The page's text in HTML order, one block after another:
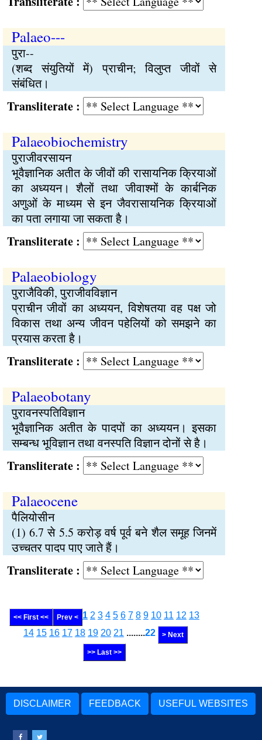
Palaeo---
पुरा--
(शब्द संयुतियों में) प्राचीन; विलुप्त जीवों से
संबंधित।
:
Palaeobiochemistry
पुराजीवरसायन
भूवैज्ञानिक अतीत के जीवों की रासायनिक क्रियाओं
का अध्ययन। शैलों तथा जीवाश्मों के कार्बनिक
अणुओं के माध्यम से इन जैवरासायनिक क्रियाओं
का पता लगाया जा सकता है।
:
Palaeobiology
पुराजैविकी, पुराजीवविज्ञान
प्राचीन जीवों का अध्ययन, विशेषतया वह पक्ष जो
विकास तथा अन्य जीवन पहेलियों को समझने का
प्रयास करता है।
:
Palaeobotany
पुरावनस्पतिविज्ञान
भूवैज्ञानिक अतीत के पादपों का अध्ययन। इसका
सम्बन्ध भूविज्ञान तथा वनस्पति विज्ञान दोनों से है।
:
Palaeocene
पैलियोसीन
(1) 6.7 से 5.5 करोड़ वर्ष पूर्व बने शैल समूह जिनमें
उच्चतर पादप पाए जाते हैं।
:
<< First << Prev < 1 2 3 4 5 6 7 8 9 10 11 12 13
14 15 16 17 18 19 20 21 ........22 > Next
>> Last >>
DISCLAIMER FEEDBACK USEFUL WEBSITES